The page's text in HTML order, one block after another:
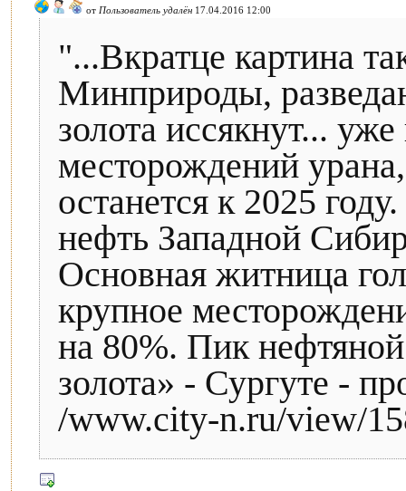
от Пользователь удалён 17.04.2016 12:00
"...Вкратце картина
Минприроды,
золота иссякнут...
месторождений
останется к 2025
нефть Западной
Основная житница
крупное
на 80%. Пик
золота» - Сургуте -
/www.city-n.ru/view/